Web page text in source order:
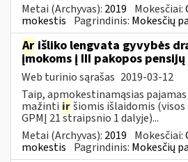
Metai (Archyvas): 2019 Mokesčiai:
mokestis Pagrindinis: Mokesčių
Ar išliko lengvata gyvybės
įmokoms į III pakopos
Web turinio sąrašas 2019-03-12
Taip, apmokestinamąsias pajamas
mažinti iršiomis išlaidomis
GPMĮ 21 straipsnio 1 dalyje)...
Metai (Archyvas): 2019 Mokesčiai:
mokestis Pagrindinis: Mokesčių